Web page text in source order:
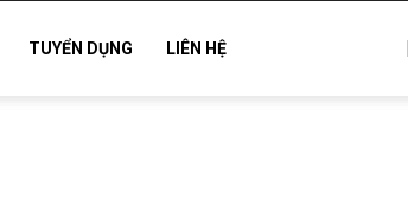
TUYỂN DỤNG LIÊN HỆ